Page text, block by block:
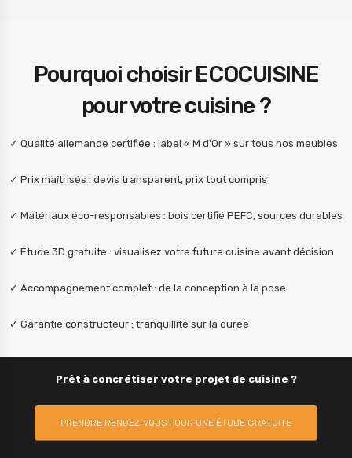
Pourquoi choisir ECOCUISINE
pour votre cuisine ?
✓ Qualité allemande certifiée : label « M d'Or » sur tous nos meubles
✓ Prix maîtrisés : devis transparent, prix tout compris
✓ Matériaux éco-responsables : bois certifié PEFC, sources durables
✓ Étude 3D gratuite : visualisez votre future cuisine avant décision
✓ Accompagnement complet : de la conception à la pose
✓ Garantie constructeur : tranquillité sur la durée
Prêt à concrétiser votre projet de cuisine ?
PRENDRE RENDEZ-VOUS POUR UNE ÉTUDE GRATUITE